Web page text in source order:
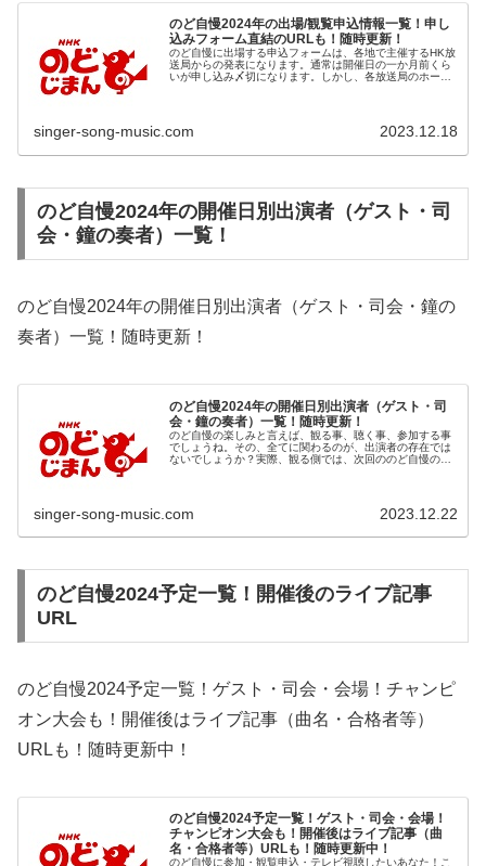
のど自慢2024年の出場/観覧申込情報一覧！申し
込みフォーム直結のURLも！随時更新！
のど自慢に出場する申込フォームは、各地で主催するHK放
送局からの発表になります。通常は開催日の一か月前くら
いが申し込み〆切になります。しかし、各放送局のホーム
singer-song-music.com 2023.12.18
のど自慢2024年の開催日別出演者（ゲスト・司
会・鐘の奏者）一覧！
のど自慢2024年の開催日別出演者（ゲスト・司会・鐘の
奏者）一覧！随時更新！
のど自慢2024年の開催日別出演者（ゲスト・司
会・鐘の奏者）一覧！随時更新！
のど自慢の楽しみと言えば、観る事、聴く事、参加する事
でしょうね。その、全てに関わるのが、出演者の存在では
ないでしょうか？実際、観る側では、次回ののど自慢のゲ
singer-song-music.com 2023.12.22
のど自慢2024予定一覧！開催後のライブ記事
URL
のど自慢2024予定一覧！ゲスト・司会・会場！チャンピ
オン大会も！開催後はライブ記事（曲名・合格者等）
URLも！随時更新中！
のど自慢2024予定一覧！ゲスト・司会・会場！
チャンピオン大会も！開催後はライブ記事（曲
名・合格者等）URLも！随時更新中！
のど自慢に参加・観覧申込・テレビ視聴したいあなた！こ